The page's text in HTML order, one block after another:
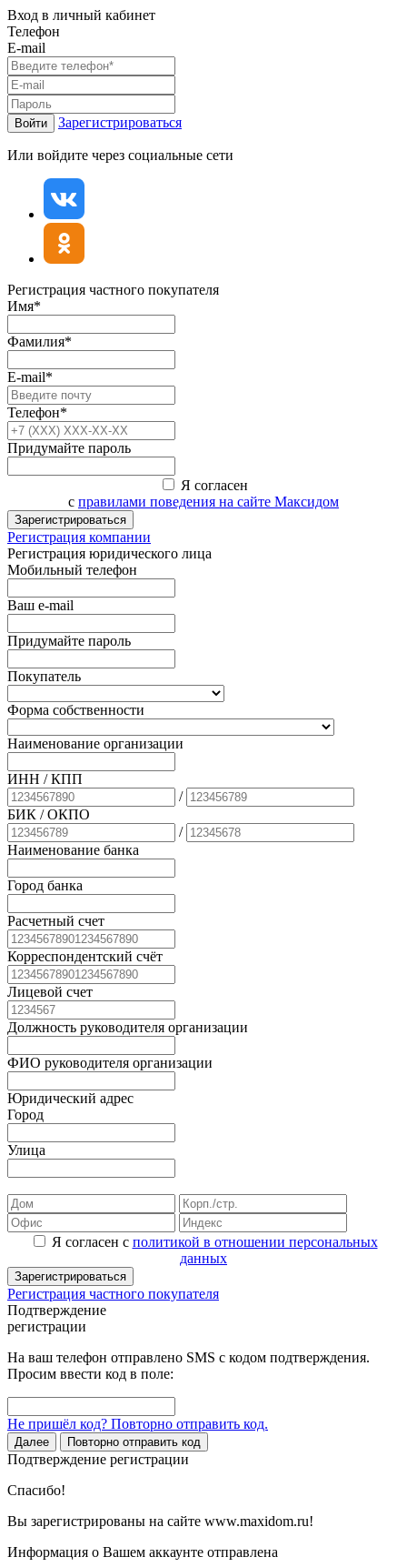
Вход в личный кабинет
Телефон
E-mail
Войти Зарегистрироваться
Или войдите через социальные сети
Регистрация частного покупателя
Имя*
Фамилия*
E-mail*
Телефон*
Придумайте пароль
Я согласен
с правилами поведения на сайте Максидом
Зарегистрироваться
Регистрация компании
Регистрация юридического лица
Мобильный телефон
Ваш e-mail
Придумайте пароль
Покупатель
Форма собственности
Наименование организации
ИНН / КПП
/
БИК / ОКПО
/
Наименование банка
Город банка
Расчетный счет
Корреспондентский счёт
Лицевой счет
Должность руководителя организации
ФИО руководителя организации
Юридический адрес
Город
Улица
Я согласен с политикой в отношении персональных
данных
Зарегистрироваться
Регистрация частного покупателя
Подтверждение
регистрации
На ваш телефон отправлено SMS с кодом подтверждения.
Просим ввести код в поле:
Не пришёл код? Повторно отправить код.
Далее Повторно отправить код
Подтверждение регистрации
Спасибо!
Вы зарегистрированы на сайте www.maxidom.ru!
Информация о Вашем аккаунте отправлена